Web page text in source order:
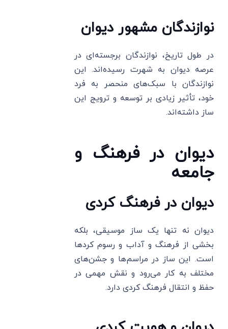
نوازندگان مشهور دیوان
در طول تاریخ، نوازندگان برجسته‌ای در
عرصه دیوان به شهرت رسیده‌اند. این
نوازندگان با سبک‌های منحصر به فرد
خود، تأثیر زیادی بر توسعه و ترویج این
ساز داشته‌اند.
دیوان در فرهنگ و
جامعه
دیوان در فرهنگ کردی
دیوان نه تنها یک ساز موسیقی، بلکه
بخشی از فرهنگ و آداب و رسوم کردها
است. این ساز در مراسم‌ها و جشن‌های
مختلف به کار می‌رود و نقش مهمی در
حفظ و انتقال فرهنگ کردی دارد.